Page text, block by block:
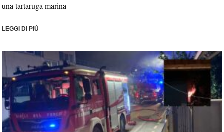
una tartaruga marina
LEGGI DI PIÙ